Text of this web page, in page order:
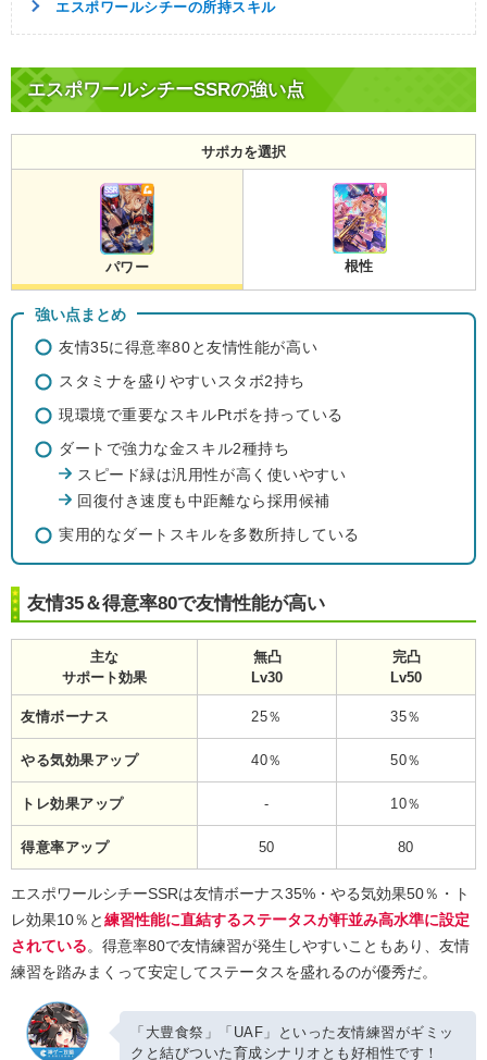
エスポワールシチーの所持スキル
エスポワールシチーSSRの強い点
サポカを選択
パワー 根性
強い点まとめ
友情35に得意率80と友情性能が高い
スタミナを盛りやすいスタボ2持ち
現環境で重要なスキルPtボを持っている
ダートで強力な金スキル2種持ち
スピード緑は汎用性が高く使いやすい
回復付き速度も中距離なら採用候補
実用的なダートスキルを多数所持している
友情35＆得意率80で友情性能が高い
主な
サポート効果
無凸
Lv30
完凸
Lv50
友情ボーナス 25％ 35％
やる気効果アップ 40％ 50％
トレ効果アップ - 10％
得意率アップ 50 80
エスポワールシチーSSRは友情ボーナス35%・やる気効果50％・ト
レ効果10％と練習性能に直結するステータスが軒並み高水準に設定
されている。得意率80で友情練習が発生しやすいこともあり、友情
練習を踏みまくって安定してステータスを盛れるのが優秀だ。
「大豊食祭」「UAF」といった友情練習がギミッ
クと結びついた育成シナリオとも好相性です！